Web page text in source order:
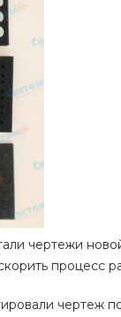
чертежи
процесс
чертеж